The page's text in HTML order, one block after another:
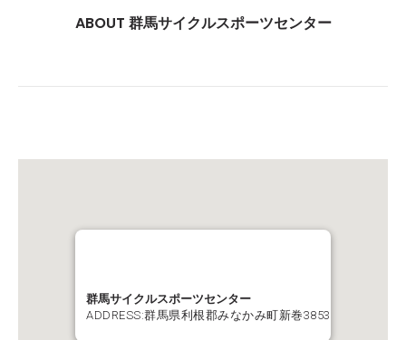
ABOUT 群馬サイクルスポーツセンター
群馬サイクルスポーツセンター
ADDRESS:群馬県利根郡みなかみ町新巻3853